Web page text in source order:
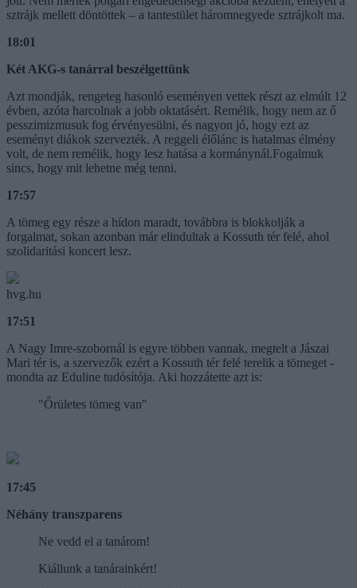
sztrájk mellett döntöttek – a tantestület háromnegyede sztrájkolt ma.
18:01
Két AKG-s tanárral beszélgettünk
Azt mondják, rengeteg hasonló eseményen vettek részt az elmúlt 12
évben, azóta harcolnak a jobb oktatásért. Remélik, hogy nem az ő
pesszimizmusuk fog érvényesülni, és nagyon jó, hogy ezt az
eseményt diákok szervezték. A reggeli élőlánc is hatalmas élmény
volt, de nem remélik, hogy lesz hatása a kormánynál.Fogalmuk
sincs, hogy mit lehetne még tenni.
17:57
A tömeg egy része a hídon maradt, továbbra is blokkolják a
forgalmat, sokan azonban már elindultak a Kossuth tér felé, ahol
szolidaritási koncert lesz.
hvg.hu
17:51
A Nagy Imre-szobornál is egyre többen vannak, megtelt a Jászai
Mari tér is, a szervezők ezért a Kossuth tér felé terelik a tömeget -
mondta az Eduline tudósítója. Aki hozzátette azt is:
"Őrületes tömeg van"
17:45
Néhány transzparens
Ne vedd el a tanárom!
Kiállunk a tanárainkért!